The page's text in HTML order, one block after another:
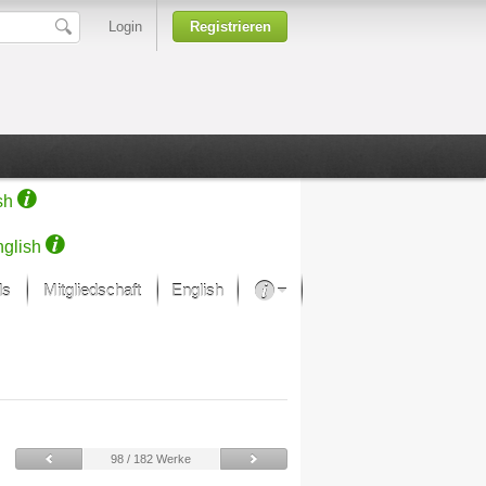
Login Registrieren
Mitgliedschaft English
Kunsthäuser
98 / 182 Werke